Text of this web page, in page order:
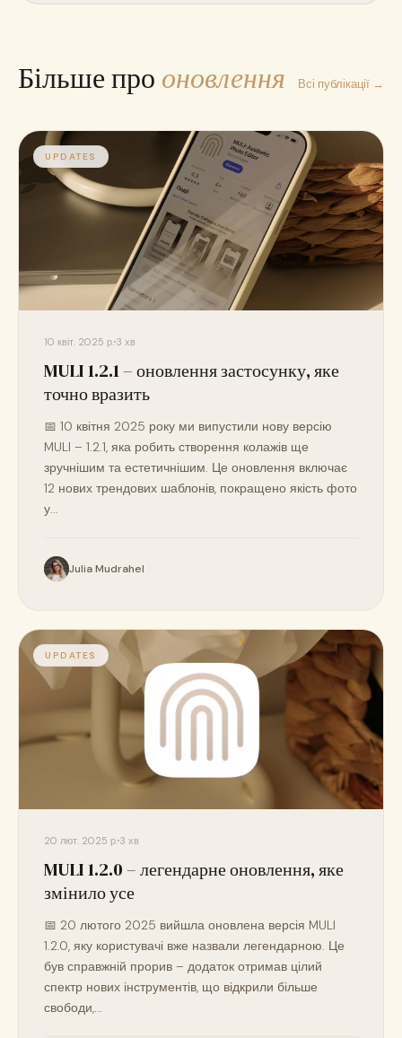
Більше про оновлення Всі публікації →
UPDATES
10 квіт. 2025 р. 3 хв
MULI 1.2.1 – оновлення застосунку, яке
точно вразить
📅 10 квітня 2025 року ми випустили нову версію
MULI – 1.2.1, яка робить створення колажів ще
зручнішим та естетичнішим. Це оновлення включає
12 нових трендових шаблонів, покращено якість фото
у...
Julia Mudrahel
UPDATES
20 лют. 2025 р. 3 хв
MULI 1.2.0 – легендарне оновлення, яке
змінило усе
📅 20 лютого 2025 вийшла оновлена версія MULI
1.2.0, яку користувачі вже назвали легендарною. Це
був справжній прорив – додаток отримав цілий
спектр нових інструментів, що відкрили більше
свободи,...